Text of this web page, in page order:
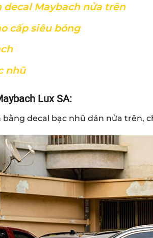
decal Maybach nửa trên
cấp siêu bóng
nhũ
Lux SA:
decal bạc nhũ dán nửa trên,